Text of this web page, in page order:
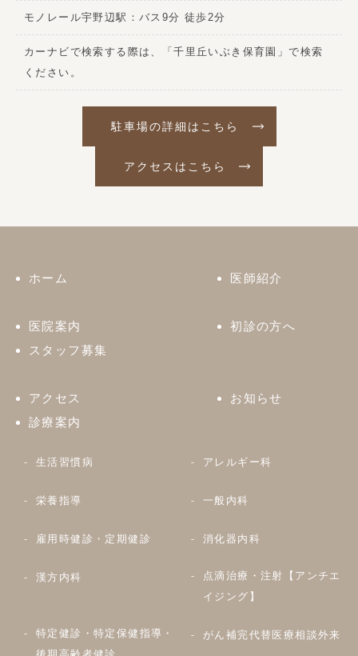
モノレール宇野辺駅：バス9分 徒歩2分
カーナビで検索する際は、「千里丘いぶき保育園」で検索
ください。
駐車場の詳細はこちら
アクセスはこちら
ホーム 医師紹介
医院案内
スタッフ募集
初診の方へ
アクセス
お知らせ
診療案内
生活習慣病 アレルギー科
栄養指導 一般内科
雇用時健診・定期健診 消化器内科
漢方内科
点滴治療・注射【アンチエ
イジング】
特定健診・特定保健指導・
がん補完代替医療相談外来